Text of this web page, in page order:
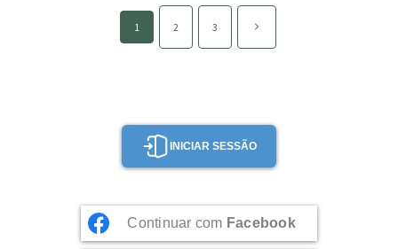
navigation
1 2 3
Página
seguinte
INICIAR SESSÃO
Continuar com Facebook